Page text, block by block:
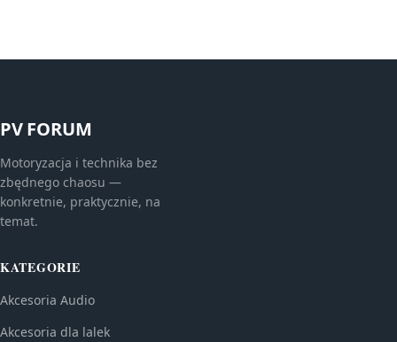
PV FORUM
Motoryzacja i technika bez
zbędnego chaosu —
konkretnie, praktycznie, na
temat.
KATEGORIE
Akcesoria Audio
Akcesoria dla lalek